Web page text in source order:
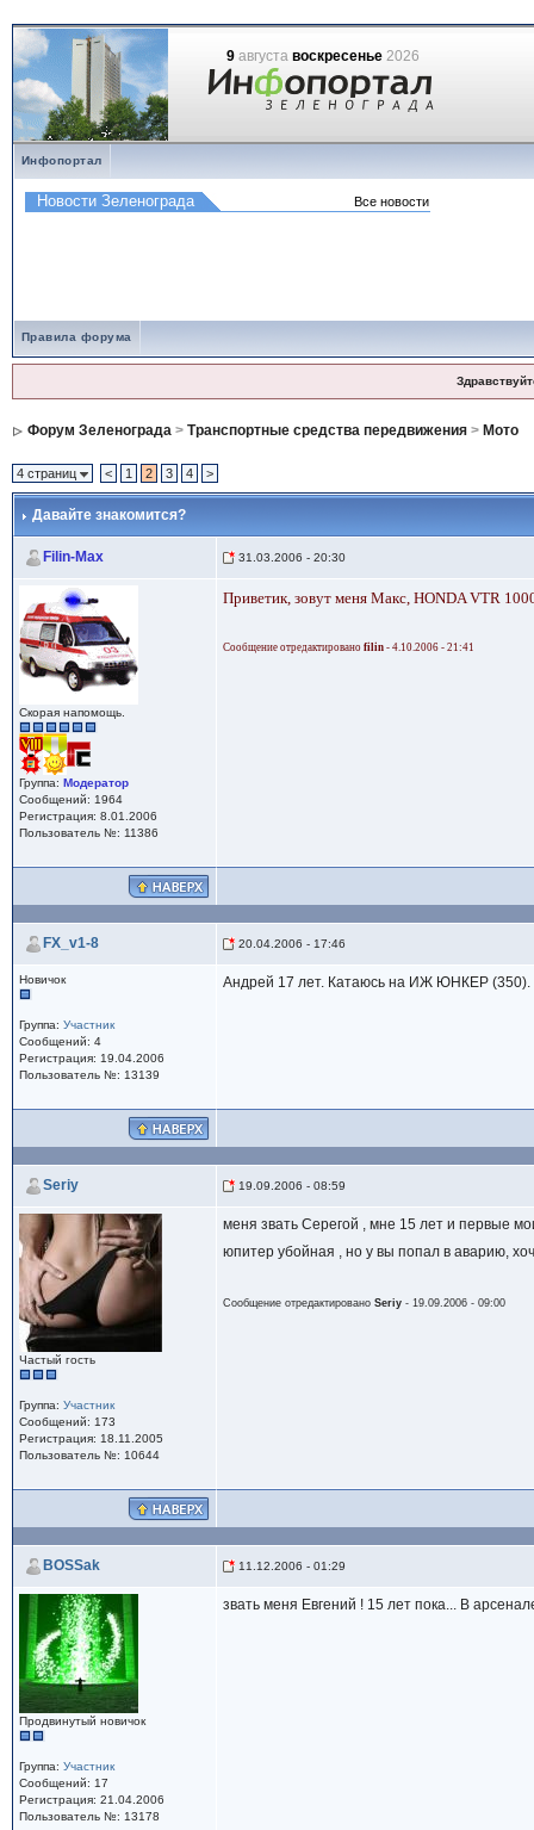
9августа воскресенье2026
Инфопортал
Правила форума
Форум Зеленограда> Транспортные средства передвижения> Мото
4 страниц < 1 2 3 4 >
Давайте знакомится?
Filin-Max 31.03.2006 - 20:30
Скорая напомощь.
Группа: Модератор
Сообщений: 1964
Регистрация: 8.01.2006
Пользователь №: 11386
Приветик, зовут меня Макс, HONDA VTR
Сообщение отредактировано filin- 4.10.2006 - 21:41
FX_v1-8 20.04.2006 - 17:46
Новичок
Группа: Участник
Сообщений: 4
Регистрация: 19.04.2006
Пользователь №: 13139
Андрей 17 лет. Катаюсь на ИЖ ЮНКЕР (350).
Seriy 19.09.2006 - 08:59
Частый гость
Группа: Участник
Сообщений: 173
Регистрация: 18.11.2005
Пользователь №: 10644
меня звать Серегой , мне 15 лет и первые
юпитер убойная , но у вы попал в аварию,
Сообщение отредактировано Seriy- 19.09.2006 - 09:00
BOSSak 11.12.2006 - 01:29
Продвинутый новичок
Группа: Участник
Сообщений: 17
Регистрация: 21.04.2006
Пользователь №: 13178
звать меня Евгений ! 15 лет пока... В